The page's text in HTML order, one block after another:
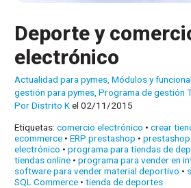
Deporte y
electrónico
Actualidad para pymes ,Módulos y
gestión para pymes ,Programa de gestión
PorDistrito Kel 02/11/2015
Etiquetas:comercio electrónico •crear
ecommerce •ERP prestashop •prestashop
electrónico •programa para tiendas de
tiendas online •programa para vender en
software para vender material deportivo •
SQL Commerce •tienda de deportes